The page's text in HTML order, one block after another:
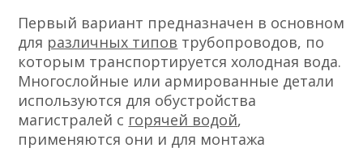
Первый вариант предназначен в основном
для различных типов трубопроводов, по
которым транспортируется холодная вода.
Многослойные или армированные детали
используются для обустройства
магистралей с горячей водой,
применяются они и для монтажа